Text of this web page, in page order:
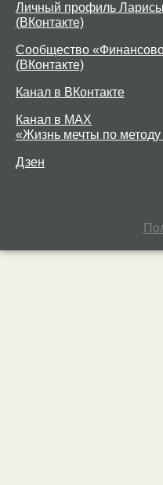
Личный профиль
(ВКонтакте)
Сообщество
(ВКонтакте)
Канал в ВКонтакте
Канал в MAX
«Жизнь мечты по
Дзен